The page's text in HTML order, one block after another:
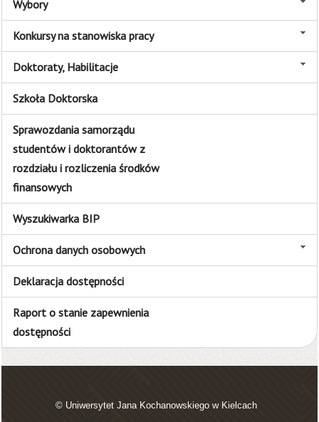
Wybory
Konkursy na stanowiska pracy
Doktoraty, Habilitacje
Szkoła Doktorska
Sprawozdania samorządu
studentów i doktorantów z
rozdziału i rozliczenia środków
finansowych
Wyszukiwarka BIP
Ochrona danych osobowych
Deklaracja dostępności
Raport o stanie zapewnienia
dostępności
© Uniwersytet Jana Kochanowskiego w Kielcach